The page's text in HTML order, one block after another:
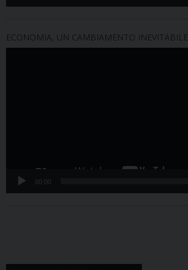
ECONOMIA, UN CAMBIAMENTO INEVITABILE
00:00